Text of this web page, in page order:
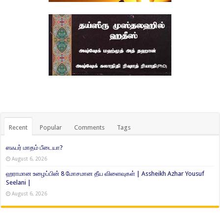
Recent Popular Comments Tags
ஸஃபர் மாதம் பீடையா?
August 6, 2026
ஹராமான உழைப்பின் 8 மோசமான தீய விளைவுகள் | Assheikh Azhar Yousuf
Seelani |
August 6, 2026